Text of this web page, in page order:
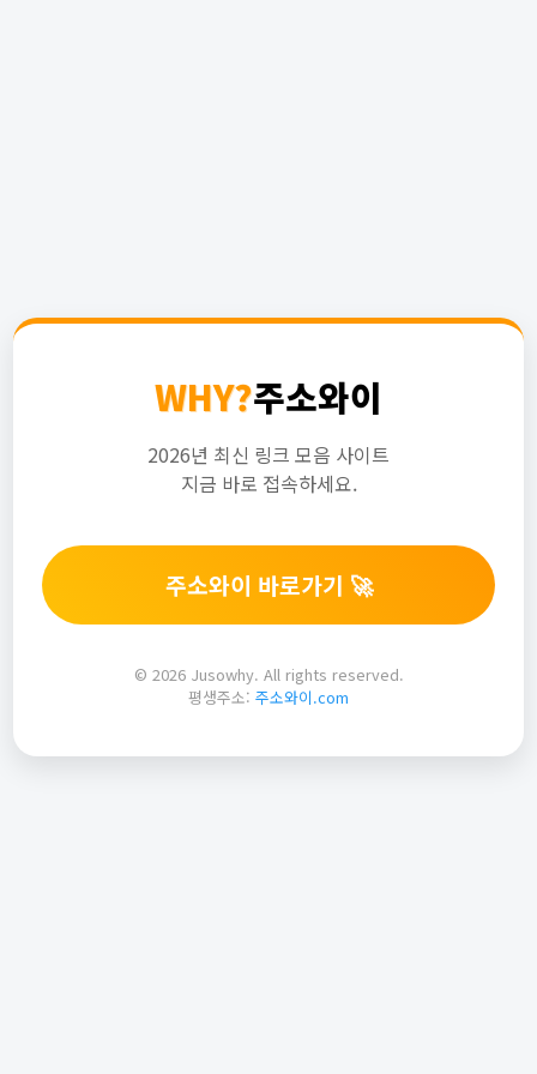
WHY?주소와이
2026년 최신 링크 모음 사이트
지금 바로 접속하세요.
주소와이 바로가기 🚀
© 2026 Jusowhy. All rights reserved.
평생주소: 주소와이.com